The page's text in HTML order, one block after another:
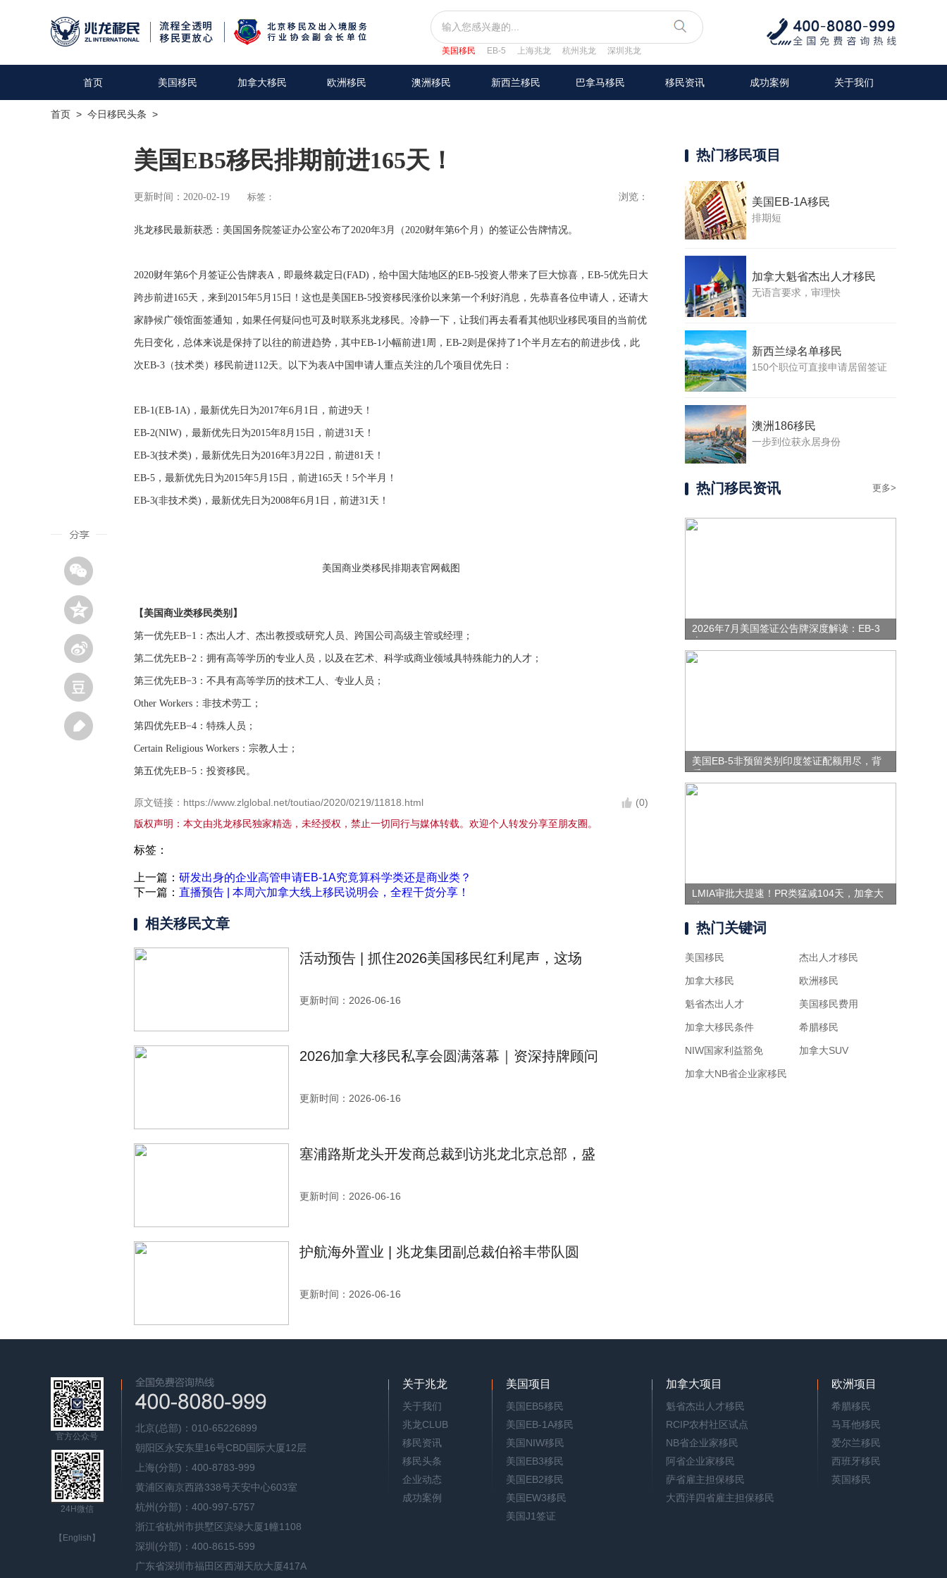
美国移民 EB-5 上海兆龙 杭州兆龙 深圳兆龙
首页 美国移民 加拿大移民 欧洲移民 澳洲移民 新西兰移民 巴拿马移民 移民资讯 成功案例 关于我们
首页 > 今日移民头条 >
美国EB5移民排期前进165天！
更新时间：2020-02-19 标签： 浏览：
兆龙移民最新获悉：美国国务院签证办公室公布了2020年3月（2020财年第6个月）的签证公告牌情况。
2020财年第6个月签证公告牌表A，即最终裁定日(FAD)，给中国大陆地区的EB-5投资人带来了巨大惊喜，EB-5优先日大
跨步前进165天，来到2015年5月15日！这也是美国EB-5投资移民涨价以来第一个利好消息，先恭喜各位申请人，还请大
家静候广领馆面签通知，如果任何疑问也可及时联系兆龙移民。冷静一下，让我们再去看看其他职业移民项目的当前优
先日变化，总体来说是保持了以往的前进趋势，其中EB-1小幅前进1周，EB-2则是保持了1个半月左右的前进步伐，此
次EB-3（技术类）移民前进112天。以下为表A中国申请人重点关注的几个项目优先日：
EB-1(EB-1A)，最新优先日为2017年6月1日，前进9天！
EB-2(NIW)，最新优先日为2015年8月15日，前进31天！
EB-3(技术类)，最新优先日为2016年3月22日，前进81天！
EB-5，最新优先日为2015年5月15日，前进165天！5个半月！
EB-3(非技术类)，最新优先日为2008年6月1日，前进31天！
美国商业类移民排期表官网截图
【美国商业类移民类别】
第一优先EB−1：杰出人才、杰出教授或研究人员、跨国公司高级主管或经理；
第二优先EB−2：拥有高等学历的专业人员，以及在艺术、科学或商业领域具特殊能力的人才；
第三优先EB−3：不具有高等学历的技术工人、专业人员；
Other Workers：非技术劳工；
第四优先EB−4：特殊人员；
Certain Religious Workers：宗教人士；
第五优先EB−5：投资移民。
原文链接：https://www.zlglobal.net/toutiao/2020/0219/11818.html
(0)
版权声明：本文由兆龙移民独家精选，未经授权，禁止一切同行与媒体转载。欢迎个人转发分享至朋友圈。
标签：
上一篇： 研发出身的企业高管申请EB-1A究竟算科学类还是商业类？
下一篇： 直播预告 | 本周六加拿大线上移民说明会，全程干货分享！
相关移民文章
活动预告 | 抓住2026美国移民红利尾声，这场
更新时间：2026-06-16
2026加拿大移民私享会圆满落幕｜资深持牌顾问
更新时间：2026-06-16
塞浦路斯龙头开发商总裁到访兆龙北京总部，盛
更新时间：2026-06-16
护航海外置业 | 兆龙集团副总裁伯裕丰带队圆
更新时间：2026-06-16
热门移民项目
美国EB-1A移民
排期短
加拿大魁省杰出人才移民
无语言要求，审理快
新西兰绿名单移民
150个职位可直接申请居留签证
澳洲186移民
一步到位获永居身份
热门移民资讯 更多>
2026年7月美国签证公告牌深度解读：EB-3
表
美国EB-5非预留类别印度签证配额用尽，背
后
LMIA审批大提速！PR类猛减104天，加拿大
移
热门关键词
美国移民
加拿大移民
魁省杰出人才
加拿大移民条件
NIW国家利益豁免
加拿大NB省企业家移民
杰出人才移民
欧洲移民
美国移民费用
希腊移民
加拿大SUV
官方公众号
24H微信
【English】
北京(总部)：010-65226899
朝阳区永安东里16号CBD国际大厦12层
上海(分部)：400-8783-999
黄浦区南京西路338号天安中心603室
杭州(分部)：400-997-5757
浙江省杭州市拱墅区滨绿大厦1幢1108
深圳(分部)：400-8615-599
广东省深圳市福田区西湖天欣大厦417A
关于兆龙
关于我们
兆龙CLUB
移民资讯
移民头条
企业动态
成功案例
美国项目
美国EB5移民
美国EB-1A移民
美国NIW移民
美国EB3移民
美国EB2移民
美国EW3移民
美国J1签证
加拿大项目
魁省杰出人才移民
RCIP农村社区试点
NB省企业家移民
阿省企业家移民
萨省雇主担保移民
大西洋四省雇主担保移民
欧洲项目
希腊移民
马耳他移民
爱尔兰移民
西班牙移民
英国移民